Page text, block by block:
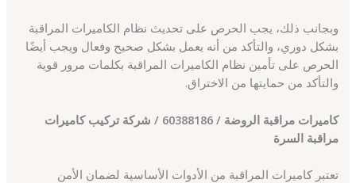
وبجانب ذلك، يجب الحرص على تحديث نظام الكاميرات المراقبة
بشكل دوري، والتأكد من أنه يعمل بشكل صحيح وفعال ويجب أيضًا
الحرص على تأمين نظام الكاميرات المراقبة بكلمات مرور قوية
والتأكد من حمايتها من الاختراق.
كاميرات مراقبة الروضة / 60388186 / شركة تركيب كاميرات
مراقبة السرة
تعتبر كاميرات المراقبة من الأدوات الأساسية لضمان الأمن